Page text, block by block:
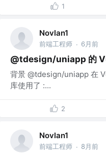
1
Novlan1
前端工程师 · 6月前
@tdesign/uniapp 的
背景 @tdesign/uniapp 在
库使用了 :...
2
Novlan1
前端工程师 · 8月前